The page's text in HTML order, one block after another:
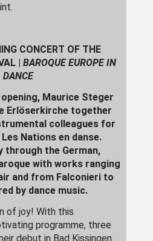
CONCERT OF THE
| BAROQUE EUROPE IN
DANCE
Maurice Steger
Erlöserkirche together
colleagues for
Nations en danse.
through the German,
with works ranging
and from Falconieri to
by dance music.
of joy! With this
programme, three
debut in Bad Kissingen.